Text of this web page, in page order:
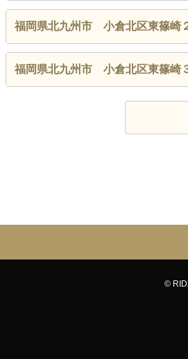
福岡県北九州市 小倉北区東篠崎
福岡県北九州市 小倉北区東篠崎
©